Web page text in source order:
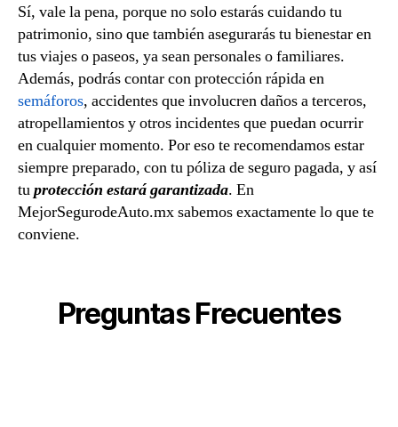
Sí, vale la pena, porque no solo estarás cuidando tu
patrimonio, sino que también asegurarás tu bienestar en
tus viajes o paseos, ya sean personales o familiares.
Además, podrás contar con protección rápida en
semáforos, accidentes que involucren daños a terceros,
atropellamientos y otros incidentes que puedan ocurrir
en cualquier momento. Por eso te recomendamos estar
siempre preparado, con tu póliza de seguro pagada, y así
tuprotección estará garantizada. En
MejorSegurodeAuto.mx sabemos exactamente lo que te
conviene.
Preguntas Frecuentes